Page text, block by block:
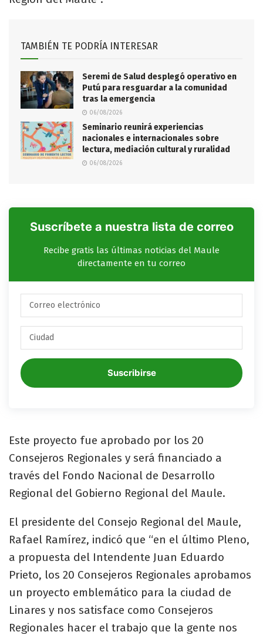
TAMBIÉN TE PODRÍA INTERESAR
Seremi de Salud desplegó operativo en
Putú para resguardar a la comunidad
tras la emergencia
06/08/2026
Seminario reunirá experiencias
nacionales e internacionales sobre
lectura, mediación cultural y ruralidad
06/08/2026
Suscríbete a nuestra lista de correo
Recibe gratis las últimas noticias del Maule
directamente en tu correo
Suscribirse
Este proyecto fue aprobado por los 20
Consejeros Regionales y será financiado a
través del Fondo Nacional de Desarrollo
Regional del Gobierno Regional del Maule.
El presidente del Consejo Regional del Maule,
Rafael Ramírez, indicó que “en el último Pleno,
a propuesta del Intendente Juan Eduardo
Prieto, los 20 Consejeros Regionales aprobamos
un proyecto emblemático para la ciudad de
Linares y nos satisface como Consejeros
Regionales hacer el trabajo que la gente nos